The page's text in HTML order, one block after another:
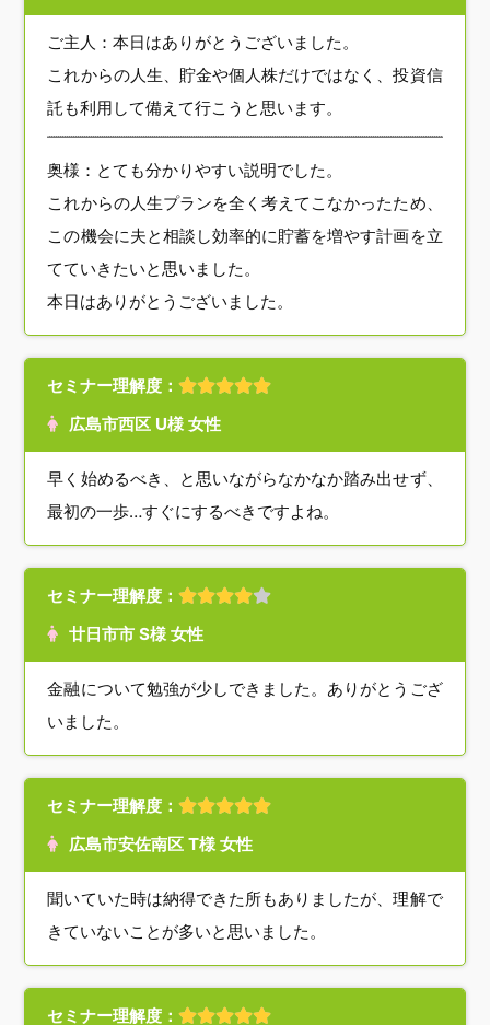
ご主人：本日はありがとうございました。
これからの人生、貯金や個人株だけではなく、投資信
託も利用して備えて行こうと思います。
奥様：とても分かりやすい説明でした。
これからの人生プランを全く考えてこなかったため、
この機会に夫と相談し効率的に貯蓄を増やす計画を立
てていきたいと思いました。
本日はありがとうございました。
セミナー理解度：
広島市西区 U様 女性
早く始めるべき、と思いながらなかなか踏み出せず、
最初の一歩…すぐにするべきですよね。
セミナー理解度：
廿日市市 S様 女性
金融について勉強が少しできました。ありがとうござ
いました。
セミナー理解度：
広島市安佐南区 T様 女性
聞いていた時は納得できた所もありましたが、理解で
きていないことが多いと思いました。
セミナー理解度：